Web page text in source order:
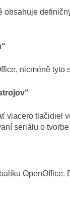
nicméně
viacero tlačidiel
seriálu o